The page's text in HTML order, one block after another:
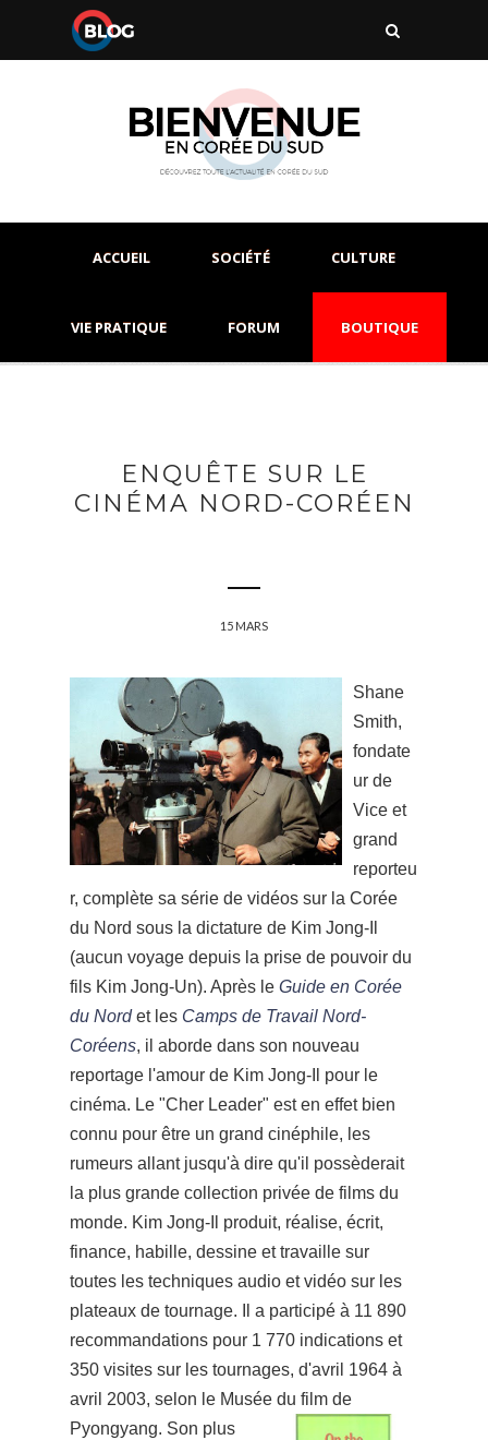
ACCUEIL SOCIÉTÉ CULTURE
VIE PRATIQUE FORUM BOUTIQUE
ENQUÊTE SUR LE
CINÉMA NORD-CORÉEN
15 MARS
Shane
Smith,
fondate
ur de
Vice et
grand
reporteu
r, complète sa série de vidéos sur la Corée
du Nord sous la dictature de Kim Jong-Il
(aucun voyage depuis la prise de pouvoir du
fils Kim Jong-Un). Après le Guide en Corée
du Nordet les Camps de Travail Nord-
Coréens, il aborde dans son nouveau
reportage l'amour de Kim Jong-Il pour le
cinéma. Le "Cher Leader" est en effet bien
connu pour être un grand cinéphile, les
rumeurs allant jusqu'à dire qu'il possèderait
la plus grande collection privée de films du
monde. Kim Jong-Il produit, réalise, écrit,
finance, habille, dessine et travaille sur
toutes les techniques audio et vidéo sur les
plateaux de tournage. Il a participé à 11 890
recommandations pour 1 770 indications et
350 visites sur les tournages, d'avril 1964 à
avril 2003, selon le Musée du film de
Pyongyang. Son plus